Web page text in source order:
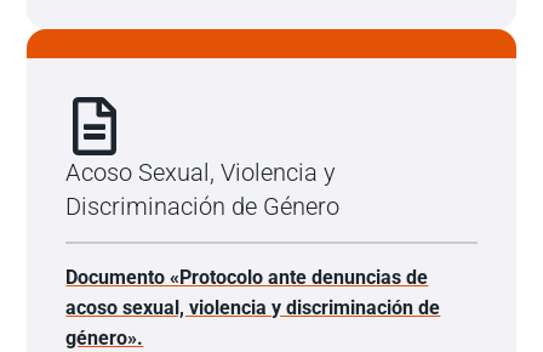
Acoso Sexual, Violencia y
Discriminación de Género
Documento «Protocolo ante denuncias de
acoso sexual, violencia y discriminación de
género».